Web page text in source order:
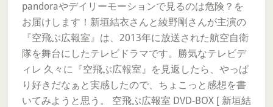
pandoraやデイリーモーションで見るのは危険？を
お届けします！新垣結衣さんと綾野剛さんが主演の
『空飛ぶ広報室』は、2013年に放送された航空自衛
隊を舞台にしたテレビドラマです。勝気なテレビデ
ィレ 久々に『空飛ぶ広報室』を見返したら、やっぱ
り好きだなぁと実感したので、ちょこっと感想を書
いてみようと思う。 空飛ぶ広報室 DVD-BOX [ 新垣結